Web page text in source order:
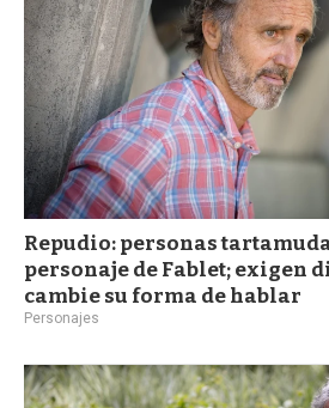
Repudio: personas
personaje de Fablet; exigen
cambie su forma de hablar
Personajes